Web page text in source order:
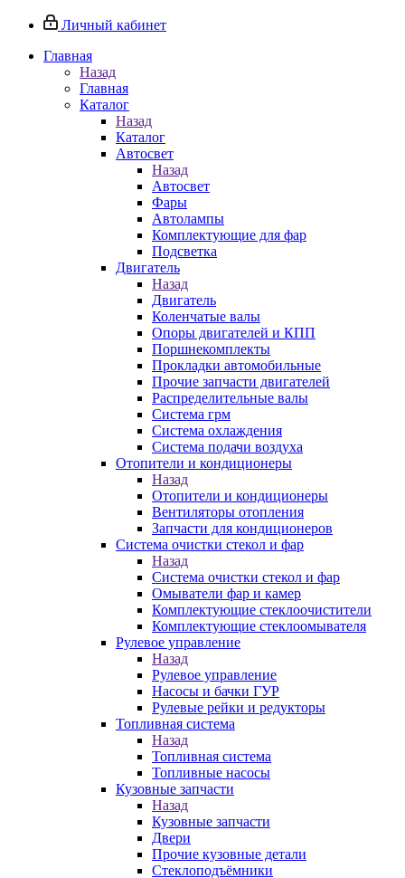
Личный кабинет
Главная
Назад
Главная
Каталог
Назад
Каталог
Автосвет
Назад
Автосвет
Фары
Автолампы
Комплектующие для фар
Подсветка
Двигатель
Назад
Двигатель
Коленчатые валы
Опоры двигателей и КПП
Поршнекомплекты
Прокладки автомобильные
Прочие запчасти двигателей
Распределительные валы
Система грм
Система охлаждения
Система подачи воздуха
Отопители и кондиционеры
Назад
Отопители и кондиционеры
Вентиляторы отопления
Запчасти для кондиционеров
Система очистки стекол и фар
Назад
Система очистки стекол и фар
Омыватели фар и камер
Комплектующие стеклоочистители
Комплектующие стеклоомывателя
Рулевое управление
Назад
Рулевое управление
Насосы и бачки ГУР
Рулевые рейки и редукторы
Топливная система
Назад
Топливная система
Топливные насосы
Кузовные запчасти
Назад
Кузовные запчасти
Двери
Прочие кузовные детали
Стеклоподъёмники